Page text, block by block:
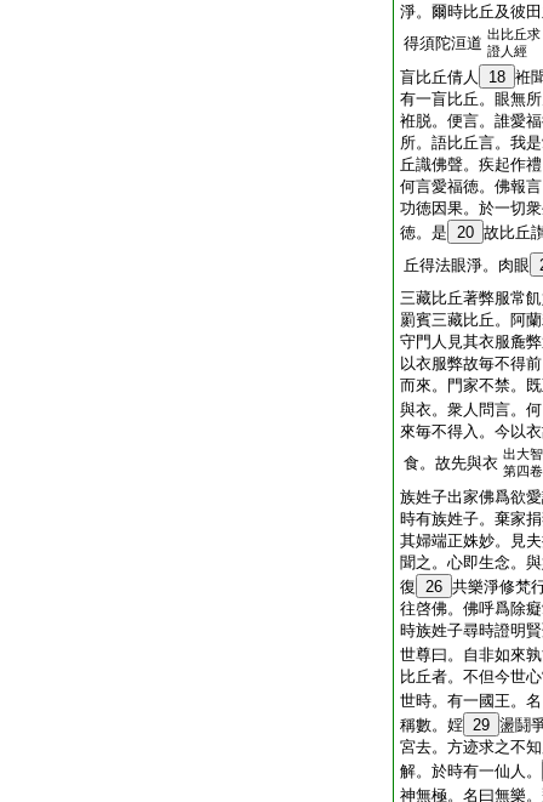
淨。爾時比丘及彼
得須陀洹道 出比丘求
證人經
盲比丘倩人 18 袵
有一盲比丘。眼無
袵脱。便言。誰愛
所。語比丘言。我
丘識佛聲。疾起作
何言愛福徳。佛報
功徳因果。於一切
徳。是 20 故比丘
丘得法眼淨。肉眼
三藏比丘著弊服常
罽賓三藏比丘。阿
守門人見其衣服麁
以衣服弊故毎不得
而來。門家不禁。
與衣。衆人問言。
來毎不得入。今以
食。故先與衣 出大
第四卷
族姓子出家佛爲欲
時有族姓子。棄家
其婦端正姝妙。見
聞之。心即生念。
復 26 共樂淨修梵
往啓佛。佛呼爲除
時族姓子尋時證明
世尊曰。自非如來
比丘者。不但今世
世時。有一國王。
稱數。婬 29 盪鬪
宮去。方迹求之不
解。於時有一仙人。
神無極。名曰無樂